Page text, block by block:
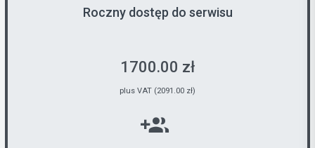
Roczny dostęp do serwisu
1700.00 zł
plus VAT (2091.00 zł)